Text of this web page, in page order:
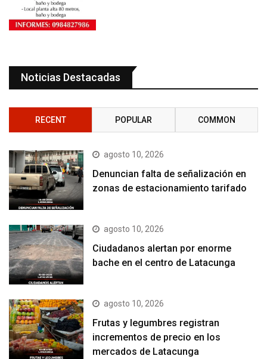
Noticias Destacadas
RECENT POPULAR COMMON
agosto 10, 2026
Denuncian falta de señalización en
zonas de estacionamiento tarifado
agosto 10, 2026
Ciudadanos alertan por enorme
bache en el centro de Latacunga
agosto 10, 2026
Frutas y legumbres registran
incrementos de precio en los
mercados de Latacunga